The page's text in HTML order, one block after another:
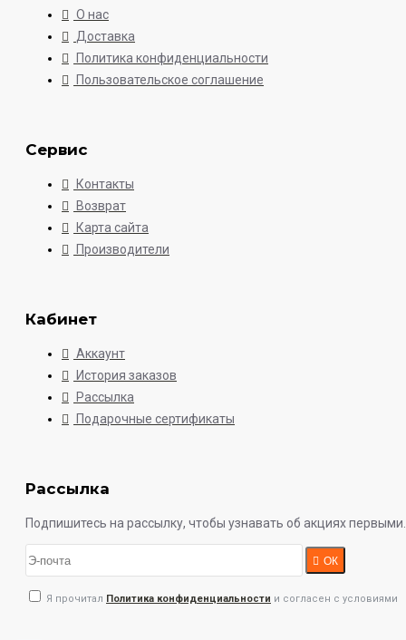
О нас
Доставка
Политика конфиденциальности
Пользовательское соглашение
Сервис
Контакты
Возврат
Карта сайта
Производители
Кабинет
Аккаунт
История заказов
Рассылка
Подарочные сертификаты
Рассылка
Подпишитесь на рассылку, чтобы узнавать об акциях первыми.
ОК
Я прочитал Политика конфиденциальности и согласен с условиями